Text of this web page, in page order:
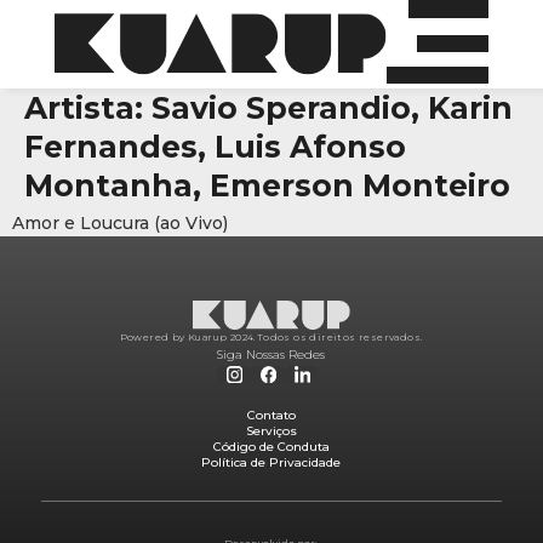
Artista: Savio Sperandio, Karin
Fernandes, Luis Afonso
Montanha, Emerson Monteiro
Amor e Loucura (ao Vivo)
Powered by Kuarup 2024. Todos os direitos reservados.
Siga Nossas Redes
Contato
Serviços
Código de Conduta
Política de Privacidade